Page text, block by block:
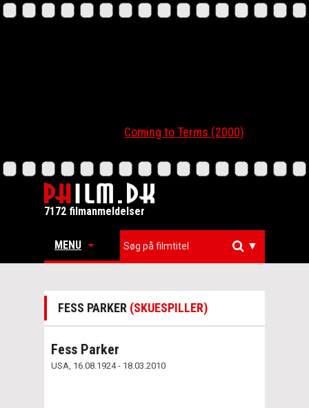
Coming to Terms (2000)
7172 filmanmeldelser
MENU ▼
FESS PARKER (SKUESPILLER)
Fess Parker
USA, 16.08.1924 - 18.03.2010